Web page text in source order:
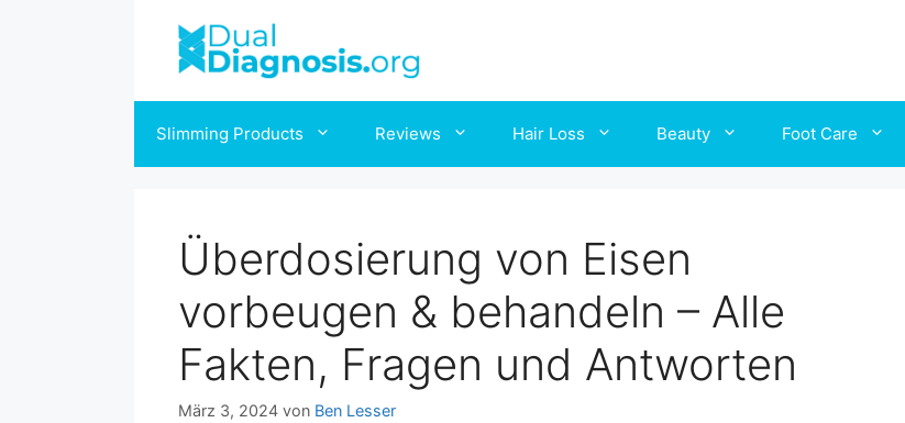
Slimming Products Reviews Hair Loss Beauty Foot Care
Überdosierung von Eisen
vorbeugen & behandeln – Alle
Fakten, Fragen und Antworten
März 3, 2024 von Ben Lesser